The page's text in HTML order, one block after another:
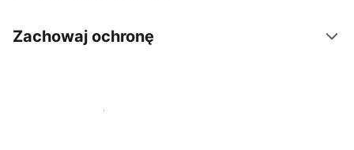
Zachowaj ochronę
Zarejestruj obiekt już dziś